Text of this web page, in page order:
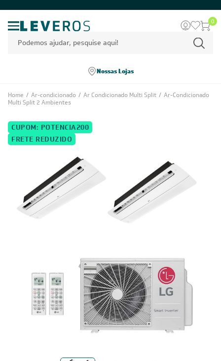
0
Nossas Lojas
Home / Ar-condicionado / Ar Condicionado Multi Split / Ar-Condicionado
Multi Split 2 Ambientes
CUPOM: POTENCIA200
FRETE REDUZIDO